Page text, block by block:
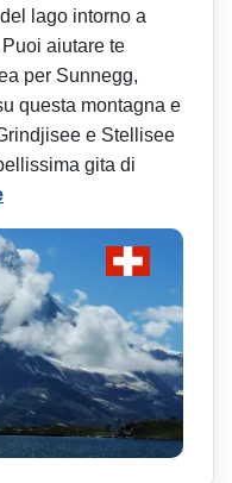
lago intorno a
aiutare te
per Sunnegg,
questa montagna e
e Stellisee
gita di